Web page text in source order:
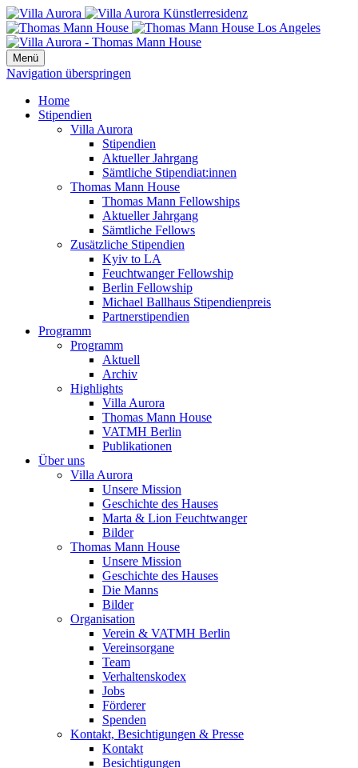
Menü
Navigation überspringen
Home
Stipendien
Villa Aurora
Stipendien
Aktueller Jahrgang
Sämtliche Stipendiat:innen
Thomas Mann House
Thomas Mann Fellowships
Aktueller Jahrgang
Sämtliche Fellows
Zusätzliche Stipendien
Kyiv to LA
Feuchtwanger Fellowship
Berlin Fellowship
Michael Ballhaus Stipendienpreis
Partnerstipendien
Programm
Programm
Aktuell
Archiv
Highlights
Villa Aurora
Thomas Mann House
VATMH Berlin
Publikationen
Über uns
Villa Aurora
Unsere Mission
Geschichte des Hauses
Marta & Lion Feuchtwanger
Bilder
Thomas Mann House
Unsere Mission
Geschichte des Hauses
Die Manns
Bilder
Organisation
Verein & VATMH Berlin
Vereinsorgane
Team
Verhaltenskodex
Jobs
Förderer
Spenden
Kontakt, Besichtigungen & Presse
Kontakt
Besichtigungen